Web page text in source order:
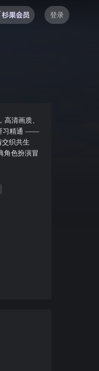
登录
清画质、
习精通 ——
织共生
色扮演冒